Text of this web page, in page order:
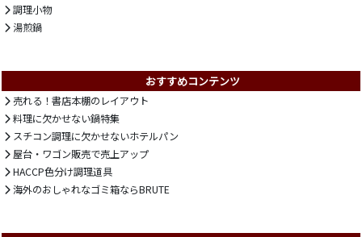
調理小物
湯煎鍋
おすすめコンテンツ
売れる！書店本棚のレイアウト
料理に欠かせない鍋特集
スチコン調理に欠かせないホテルパン
屋台・ワゴン販売で売上アップ
HACCP色分け調理道具
海外のおしゃれなゴミ箱ならBRUTE